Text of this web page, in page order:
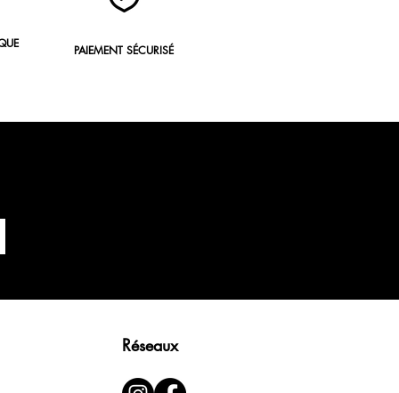
PAIEMENT SÉCURISÉ
Réseaux